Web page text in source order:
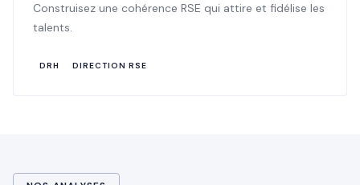
Construisez une cohérence RSE qui attire et fidélise les
talents.
DRH DIRECTION RSE